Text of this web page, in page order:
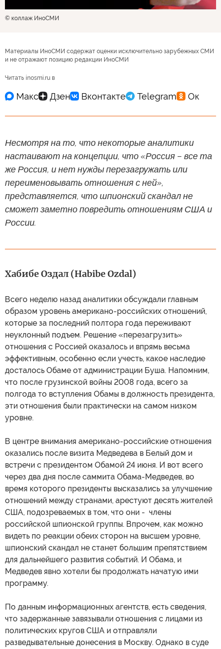
© коллаж ИноСМИ
Материалы ИноСМИ содержат оценки исключительно зарубежных СМИ
и не отражают позицию редакции ИноСМИ
Читать inosmi.ru в
Несмотря на то, что некоторые аналитики
настаивают на концепции, что «Россия – все та
же Россия, и нет нужды перезагружать или
переименовывать отношения с ней»,
представляется, что шпионский скандал не
сможет заметно повредить отношениям США и
России.
Хабибе Оздал (Habibe Ozdal)
Всего неделю назад аналитики обсуждали главным
образом уровень американо-российских отношений,
которые за последний полтора года переживают
неуклонный подъем. Решение «перезагрузить»
отношения с Россией оказалось и впрямь весьма
эффективным, особенно если учесть, какое наследие
досталось Обаме от администрации Буша. Напомним,
что после грузинской войны 2008 года, всего за
полгода то вступления Обамы в должность президента,
эти отношения были практически на самом низком
уровне.
В центре внимания американо-российские отношения
оказались после визита Медведева в Белый дом и
встречи с президентом Обамой 24 июня. И вот всего
через два дня после саммита Обама-Медведев, во
время которого президенты высказались за улучшение
отношений между странами, арестуют десять жителей
США, подозреваемых в том, что они - члены
российской шпионской группы. Впрочем, как можно
видеть по реакции обеих сторон на высшем уровне,
шпионский скандал не станет большим препятствием
для дальнейшего развития событий. И Обама, и
Медведев явно хотели бы продолжать начатую ими
программу.
По данным информационных агентств, есть сведения,
что задержанные завязывали отношения с лицами из
политических кругов США и отправляли
разведывательные донесения в Москву. Однако в суде